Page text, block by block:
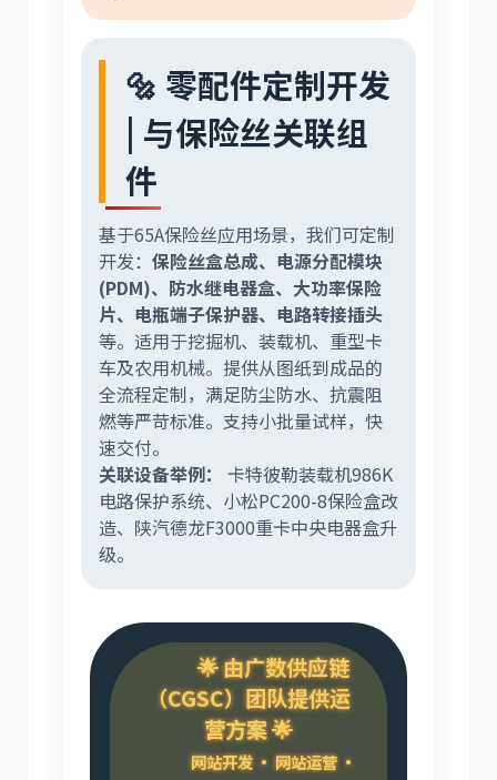
🔩 零配件定制开发
| 与保险丝关联组
件
基于65A保险丝应用场景，我们可定制
开发： 保险丝盒总成、电源分配模块
(PDM)、防水继电器盒、大功率保险
片、电瓶端子保护器、电路转接插头
等。适用于挖掘机、装载机、重型卡
车及农用机械。提供从图纸到成品的
全流程定制，满足防尘防水、抗震阻
燃等严苛标准。支持小批量试样，快
速交付。
关联设备举例：
卡特彼勒装载机986K
电路保护系统、小松PC200-8保险盒改
造、陕汽德龙F3000重卡中央电器盒升
级。
🌟 由广数供应链
（CGSC）团队提供运
营方案 🌟
网站开发 · 网站运营 ·